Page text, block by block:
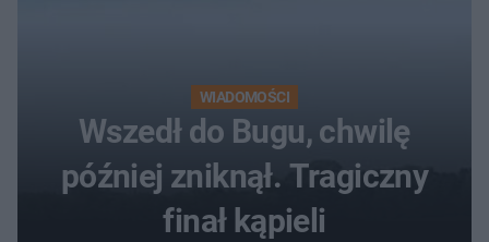
WIADOMOŚCI
Wszedł do Bugu, chwilę
później zniknął. Tragiczny
finał kąpieli